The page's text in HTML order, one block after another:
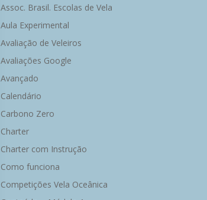
Assoc. Brasil. Escolas de Vela
Aula Experimental
Avaliação de Veleiros
Avaliações Google
Avançado
Calendário
Carbono Zero
Charter
Charter com Instrução
Como funciona
Competições Vela Oceânica